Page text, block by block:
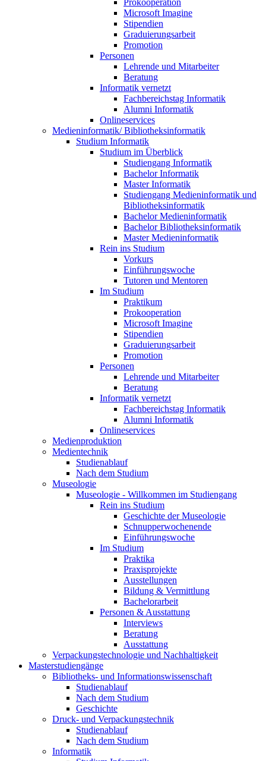
Prokooperation
Microsoft Imagine
Stipendien
Graduierungsarbeit
Promotion
Personen
Lehrende und Mitarbeiter
Beratung
Informatik vernetzt
Fachbereichstag Informatik
Alumni Informatik
Onlineservices
Medieninformatik/ Bibliotheksinformatik
Studium Informatik
Studium im Überblick
Studiengang Informatik
Bachelor Informatik
Master Informatik
Studiengang Medieninformatik und
Bibliotheksinformatik
Bachelor Medieninformatik
Bachelor Bibliotheksinformatik
Master Medieninformatik
Rein ins Studium
Vorkurs
Einführungswoche
Tutoren und Mentoren
Im Studium
Praktikum
Prokooperation
Microsoft Imagine
Stipendien
Graduierungsarbeit
Promotion
Personen
Lehrende und Mitarbeiter
Beratung
Informatik vernetzt
Fachbereichstag Informatik
Alumni Informatik
Onlineservices
Medienproduktion
Medientechnik
Studienablauf
Nach dem Studium
Museologie
Museologie - Willkommen im Studiengang
Rein ins Studium
Geschichte der Museologie
Schnupperwochenende
Einführungswoche
Im Studium
Praktika
Praxisprojekte
Ausstellungen
Bildung & Vermittlung
Bachelorarbeit
Personen & Ausstattung
Interviews
Beratung
Ausstattung
Verpackungstechnologie und Nachhaltigkeit
Masterstudiengänge
Bibliotheks- und Informationswissenschaft
Studienablauf
Nach dem Studium
Geschichte
Druck- und Verpackungstechnik
Studienablauf
Nach dem Studium
Informatik